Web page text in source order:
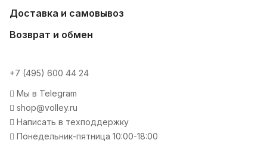
Доставка и самовывоз
Возврат и обмен
+7 (495) 600 44 24
Мы в Telegram
shop@volley.ru
Написать в техподдержку
Понедельник-пятница 10:00-18:00